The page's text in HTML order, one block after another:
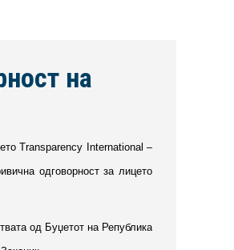
на
Transparency International –
одговорност за лицето
од Буџетот на Република